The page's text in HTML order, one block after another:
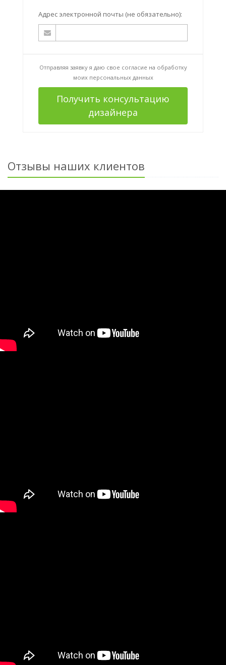
Адрес электронной почты (не обязательно):
Отправляя заявку я даю свое согласие на обработку
моих персональных данных
Получить консультацию
дизайнера
Отзывы наших клиентов